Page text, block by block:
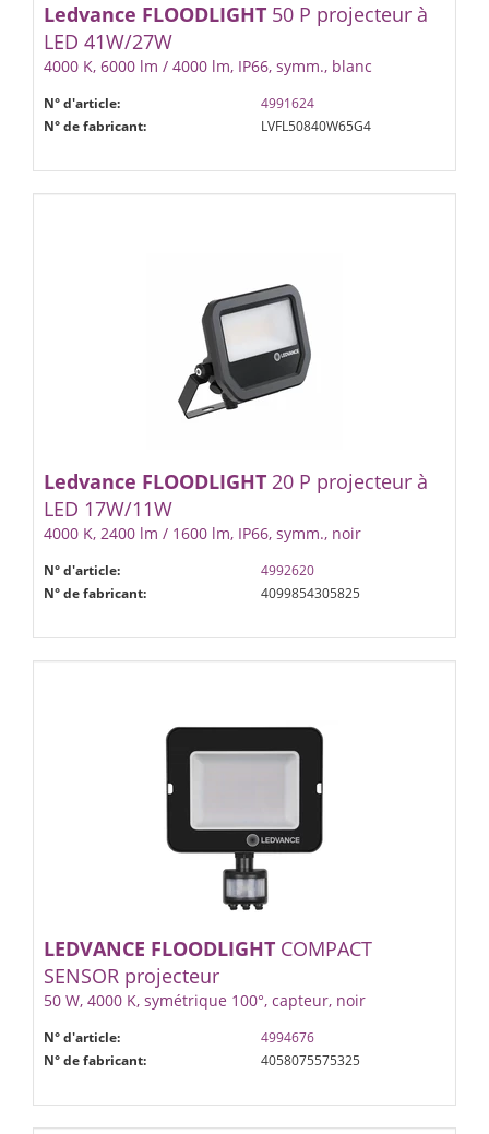
Ledvance FLOODLIGHT 50 P projecteur à
LED 41W/27W
4000 K, 6000 lm / 4000 lm, IP66, symm., blanc
N° d'article:
4991624
N° de fabricant:
LVFL50840W65G4
Ledvance FLOODLIGHT 20 P projecteur à
LED 17W/11W
4000 K, 2400 lm / 1600 lm, IP66, symm., noir
N° d'article:
4992620
N° de fabricant:
4099854305825
LEDVANCE FLOODLIGHT COMPACT
SENSOR projecteur
50 W, 4000 K, symétrique 100°, capteur, noir
N° d'article:
4994676
N° de fabricant:
4058075575325